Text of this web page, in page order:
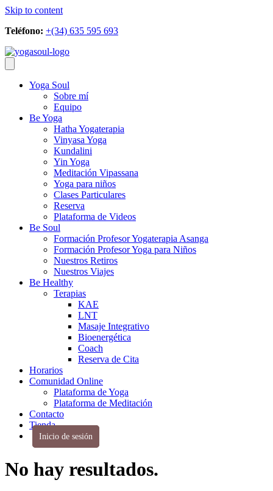
Skip to content
Teléfono: +(34) 635 595 693
Yoga Soul
Sobre mí
Equipo
Be Yoga
Hatha Yogaterapia
Vinyasa Yoga
Kundalini
Yin Yoga
Meditación Vipassana
Yoga para niños
Clases Particulares
Reserva
Plataforma de Videos
Be Soul
Formación Profesor Yogaterapia Asanga
Formación Profesor Yoga para Niños
Nuestros Retiros
Nuestros Viajes
Be Healthy
Terapias
KAE
LNT
Masaje Integrativo
Bioenergética
Coach
Reserva de Cita
Horarios
Comunidad Online
Plataforma de Yoga
Plataforma de Meditación
Contacto
Tienda
Inicio de sesión
No hay resultados.